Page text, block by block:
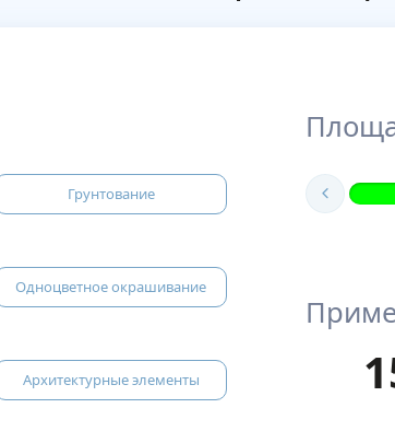
Грунтование
Одноцветное окрашивание
Архитектурные элементы